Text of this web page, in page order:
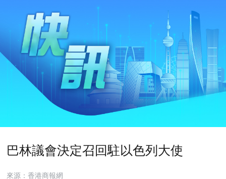
巴林議會決定召回駐以色列大使
來源：香港商報網